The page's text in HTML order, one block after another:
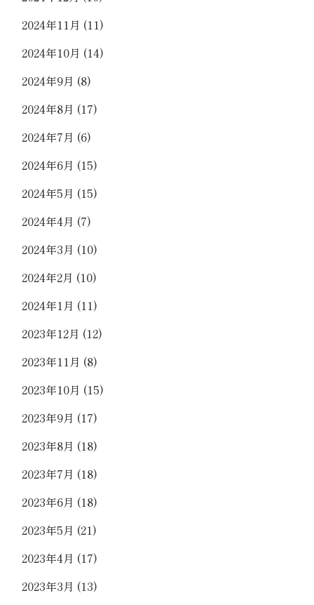
2024年11月 (11)
2024年10月 (14)
2024年9月 (8)
2024年8月 (17)
2024年7月 (6)
2024年6月 (15)
2024年5月 (15)
2024年4月 (7)
2024年3月 (10)
2024年2月 (10)
2024年1月 (11)
2023年12月 (12)
2023年11月 (8)
2023年10月 (15)
2023年9月 (17)
2023年8月 (18)
2023年7月 (18)
2023年6月 (18)
2023年5月 (21)
2023年4月 (17)
2023年3月 (13)